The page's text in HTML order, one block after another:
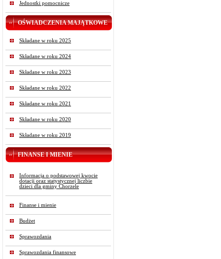
Jednostki pomocnicze
OŚWIADCZENIA MAJĄTKOWE
Składane w roku 2025
Składane w roku 2024
Składane w roku 2023
Składane w roku 2022
Składane w roku 2021
Składane w roku 2020
Składane w roku 2019
FINANSE I MIENIE
Informacja o podstawowej kwocie
dotacji oraz statystycznej liczbie
dzieci dla gminy Chorzele
Finanse i mienie
Budżet
Sprawozdania
Sprawozdania finansowe